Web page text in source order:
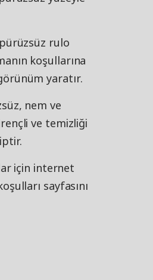
rulo
koşullarına
yaratır.
nem ve
ve temizliği
için internet
sayfasını